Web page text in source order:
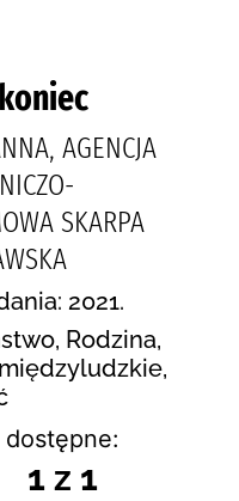
AGENCJA
SKARPA
2021.
Rodzina,
dostępne:
1 z 1